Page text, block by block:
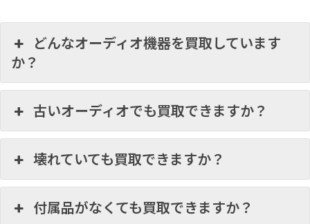
どんなオーディオ機器を買取しています
か？
古いオーディオでも買取できますか？
壊れていても買取できますか？
付属品がなくても買取できますか？